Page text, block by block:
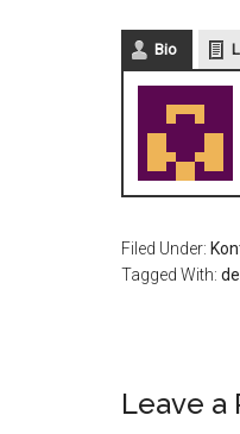
Bio
Filed Under:
Tagged With:
Leave a